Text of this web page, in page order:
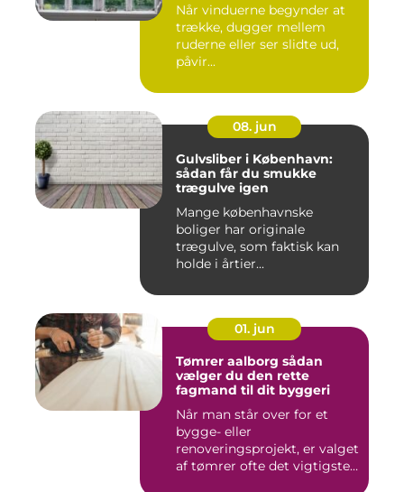
Når vinduerne begynder at
trække, dugger mellem
ruderne eller ser slidte ud,
påvir...
08. jun
Gulvsliber i København:
sådan får du smukke
trægulve igen
Mange københavnske
boliger har originale
trægulve, som faktisk kan
holde i årtier...
01. jun
Tømrer aalborg sådan
vælger du den rette
fagmand til dit byggeri
Når man står over for et
bygge- eller
renoveringsprojekt, er valget
af tømrer ofte det vigtigste